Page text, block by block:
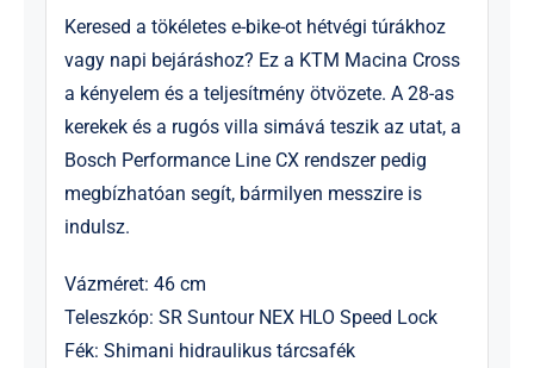
Keresed a tökéletes e-bike-ot hétvégi túrákhoz
vagy napi bejáráshoz? Ez a KTM Macina Cross
a kényelem és a teljesítmény ötvözete. A 28-as
kerekek és a rugós villa simává teszik az utat, a
Bosch Performance Line CX rendszer pedig
megbízhatóan segít, bármilyen messzire is
indulsz.
Vázméret: 46 cm
Teleszkóp: SR Suntour NEX HLO Speed Lock
Fék: Shimani hidraulikus tárcsafék